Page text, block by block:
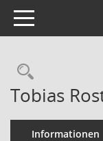
Toggle navigation
Tobias
Informationen